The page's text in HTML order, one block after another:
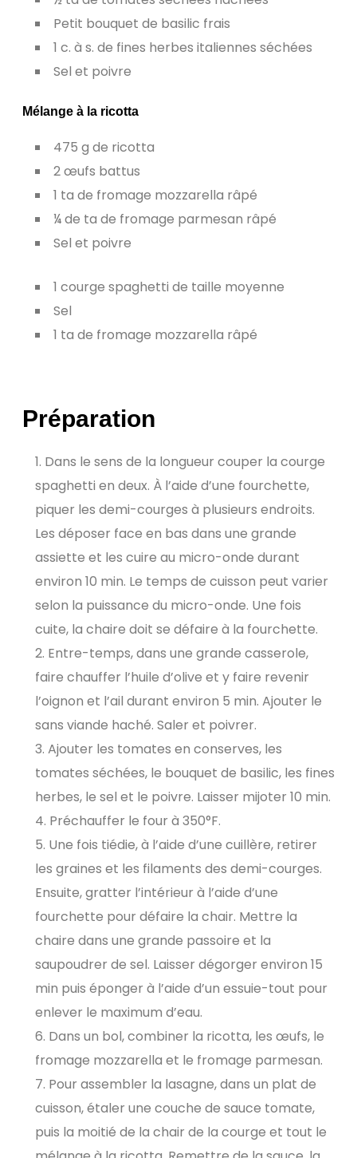
Petit bouquet de basilic frais
1 c. à s. de fines herbes italiennes séchées
Sel et poivre
Mélange à la ricotta
475 g de ricotta
2 œufs battus
1 ta de fromage mozzarella râpé
¼ de ta de fromage parmesan râpé
Sel et poivre
1 courge spaghetti de taille moyenne
Sel
1 ta de fromage mozzarella râpé
Préparation
Dans le sens de la longueur couper la courge
spaghetti en deux. À l’aide d’une fourchette,
piquer les demi-courges à plusieurs endroits.
Les déposer face en bas dans une grande
assiette et les cuire au micro-onde durant
environ 10 min. Le temps de cuisson peut varier
selon la puissance du micro-onde. Une fois
cuite, la chaire doit se défaire à la fourchette.
Entre-temps, dans une grande casserole,
faire chauffer l’huile d’olive et y faire revenir
l’oignon et l’ail durant environ 5 min. Ajouter le
sans viande haché. Saler et poivrer.
Ajouter les tomates en conserves, les
tomates séchées, le bouquet de basilic, les fines
herbes, le sel et le poivre. Laisser mijoter 10 min.
Préchauffer le four à 350°F.
Une fois tiédie, à l’aide d’une cuillère, retirer
les graines et les filaments des demi-courges.
Ensuite, gratter l’intérieur à l’aide d’une
fourchette pour défaire la chair. Mettre la
chaire dans une grande passoire et la
saupoudrer de sel. Laisser dégorger environ 15
min puis éponger à l’aide d’un essuie-tout pour
enlever le maximum d’eau.
Dans un bol, combiner la ricotta, les œufs, le
fromage mozzarella et le fromage parmesan.
Pour assembler la lasagne, dans un plat de
cuisson, étaler une couche de sauce tomate,
puis la moitié de la chair de la courge et tout le